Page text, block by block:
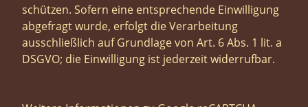
schützen. Sofern eine entsprechende Einwilligung
abgefragt wurde, erfolgt die Verarbeitung
ausschließlich auf Grundlage von Art. 6 Abs. 1 lit. a
DSGVO; die Einwilligung ist jederzeit widerrufbar.